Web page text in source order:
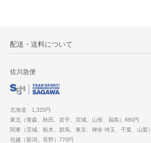
配送・送料について
佐川急便
北海道 1,320円
東北（青森、秋田、岩手、宮城、山形、福島）880円
関東（茨城、栃木、群馬、東京、神奈 埼玉、千葉、山梨
信越（新潟、長野）770円